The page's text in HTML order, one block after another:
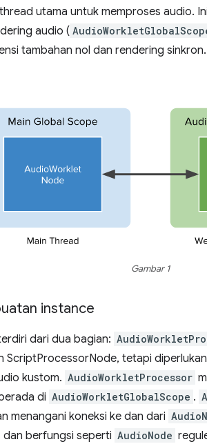
utama untuk memproses audio.
audio (
tambahan nol dan rendering sinkron.
Gambar 1
instance
dari dua bagian:
ScriptProcessorNode, tetapi
kustom. AudioWorkletProcessor
di AudioWorkletGlobalScope .
menangani koneksi ke dan dari
berfungsi seperti AudioNode